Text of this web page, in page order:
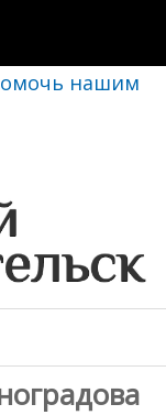
нашим